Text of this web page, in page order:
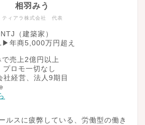
ティアラ株式会社 代表
相羽みう
（建築家）
年商5,000万円超え
売上2億円以上
ロモ一切なし
経営、法人9期目
ルスに疲弊している、労働型の働き